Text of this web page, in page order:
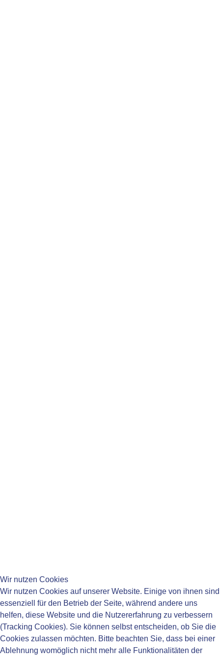
Wir nutzen Cookies
Wir nutzen Cookies auf unserer Website. Einige von ihnen sind
essenziell für den Betrieb der Seite, während andere uns
helfen, diese Website und die Nutzererfahrung zu verbessern
(Tracking Cookies). Sie können selbst entscheiden, ob Sie die
Cookies zulassen möchten. Bitte beachten Sie, dass bei einer
Ablehnung womöglich nicht mehr alle Funktionalitäten der